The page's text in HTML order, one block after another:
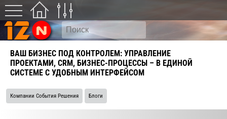
ВАШ БИЗНЕС ПОД КОНТРОЛЕМ: УПРАВЛЕНИЕ
ПРОЕКТАМИ, CRM, БИЗНЕС-ПРОЦЕССЫ – В ЕДИНОЙ
СИСТЕМЕ С УДОБНЫМ ИНТЕРФЕЙСОМ
Компании События Решения Блоги